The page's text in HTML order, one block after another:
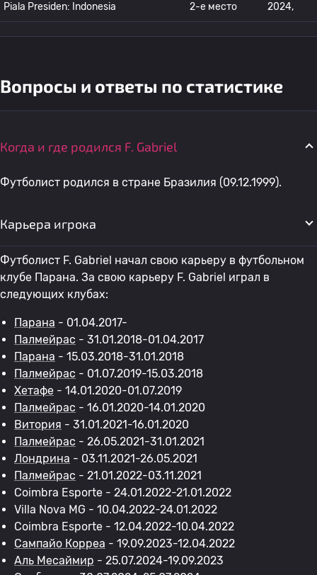
Piala Presiden: Indonesia 2-е место 2024,
Вопросы и ответы по статистике
Когда и где родился F. Gabriel
Футболист родился в стране Бразилия (09.12.1999).
Карьера игрока
Футболист F. Gabriel начал свою карьеру в футбольном
клубе Парана. За свою карьеру F. Gabriel играл в
следующих клубах:
Парана - 01.04.2017-
Палмейрас - 31.01.2018-01.04.2017
Парана - 15.03.2018-31.01.2018
Палмейрас - 01.07.2019-15.03.2018
Хетафе - 14.01.2020-01.07.2019
Палмейрас - 16.01.2020-14.01.2020
Витория - 31.01.2021-16.01.2020
Палмейрас - 26.05.2021-31.01.2021
Лондрина - 03.11.2021-26.05.2021
Палмейрас - 21.01.2022-03.11.2021
Coimbra Esporte - 24.01.2022-21.01.2022
Villa Nova MG - 10.04.2022-24.01.2022
Coimbra Esporte - 12.04.2022-10.04.2022
Сампайо Корреа - 19.09.2023-12.04.2022
Аль Месаймир - 25.07.2024-19.09.2023